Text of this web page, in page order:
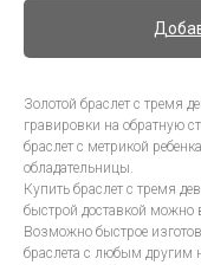
Золотой браслет с тремя
гравировки на обратную
браслет с метрикой
обладательницы.
Купить браслет с тремя
быстрой доставкой можно
Возможно быстрое
браслета с любым другим